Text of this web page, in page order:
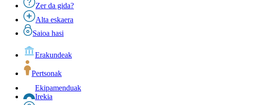
Zer da gida?
Alta eskaera
Saioa hasi
Erakundeak
Pertsonak
Ekipamenduak
Irekia